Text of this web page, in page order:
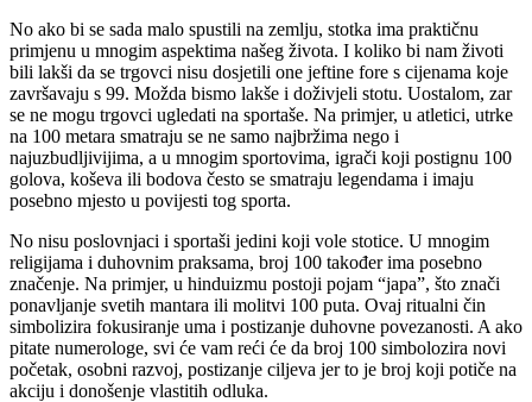
No ako bi se sada malo spustili na zemlju, stotka ima praktičnu
primjenu u mnogim aspektima našeg života. I koliko bi nam životi
bili lakši da se trgovci nisu dosjetili one jeftine fore s cijenama koje
završavaju s 99. Možda bismo lakše i doživjeli stotu. Uostalom, zar
se ne mogu trgovci ugledati na sportaše. Na primjer, u atletici, utrke
na 100 metara smatraju se ne samo najbržima nego i
najuzbudljivijima, a u mnogim sportovima, igrači koji postignu 100
golova, koševa ili bodova često se smatraju legendama i imaju
posebno mjesto u povijesti tog sporta.
No nisu poslovnjaci i sportaši jedini koji vole stotice. U mnogim
religijama i duhovnim praksama, broj 100 također ima posebno
značenje. Na primjer, u hinduizmu postoji pojam “japa”, što znači
ponavljanje svetih mantara ili molitvi 100 puta. Ovaj ritualni čin
simbolizira fokusiranje uma i postizanje duhovne povezanosti. A ako
pitate numerologe, svi će vam reći će da broj 100 simbolozira novi
početak, osobni razvoj, postizanje ciljeva jer to je broj koji potiče na
akciju i donošenje vlastitih odluka.